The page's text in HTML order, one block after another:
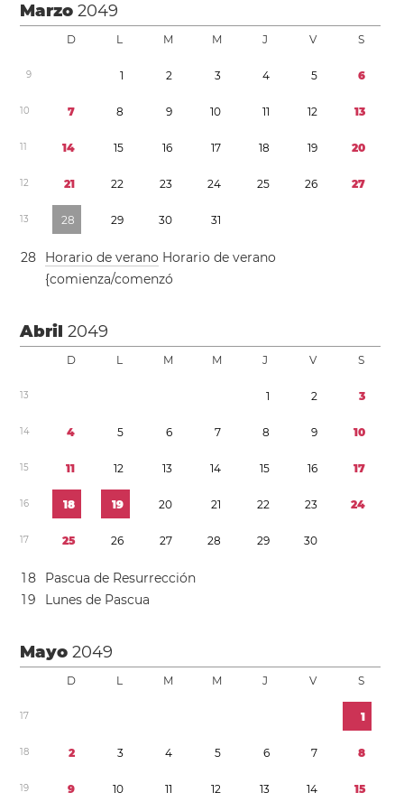
Marzo2049
D L M M J V S
9 1 2 3 4 5 6
10 7 8 9 10 11 12 13
11 14 15 16 17 18 19 20
12 21 22 23 24 25 26 27
13 28 29 30 31
28 Horario de verano Horario de verano
{comienza/comenzó
Abril2049
D L M M J V S
13 1 2 3
14 4 5 6 7 8 9 10
15 11 12 13 14 15 16 17
16 18 19 20 21 22 23 24
17 25 26 27 28 29 30
18
Pascua de Resurrección
19 Lunes de Pascua
Mayo2049
D L M M J V S
17 1
18 2 3 4 5 6 7 8
19 9 10 11 12 13 14 15